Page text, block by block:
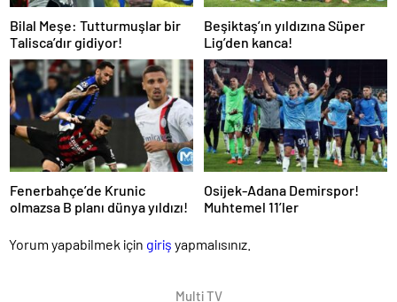
Bilal Meşe: Tutturmuşlar bir
Talisca’dır gidiyor!
Beşiktaş’ın yıldızına Süper
Lig’den kanca!
Fenerbahçe’de Krunic
olmazsa B planı dünya yıldızı!
Osijek-Adana Demirspor!
Muhtemel 11’ler
Yorum yapabilmek için giriş yapmalısınız.
Multi TV